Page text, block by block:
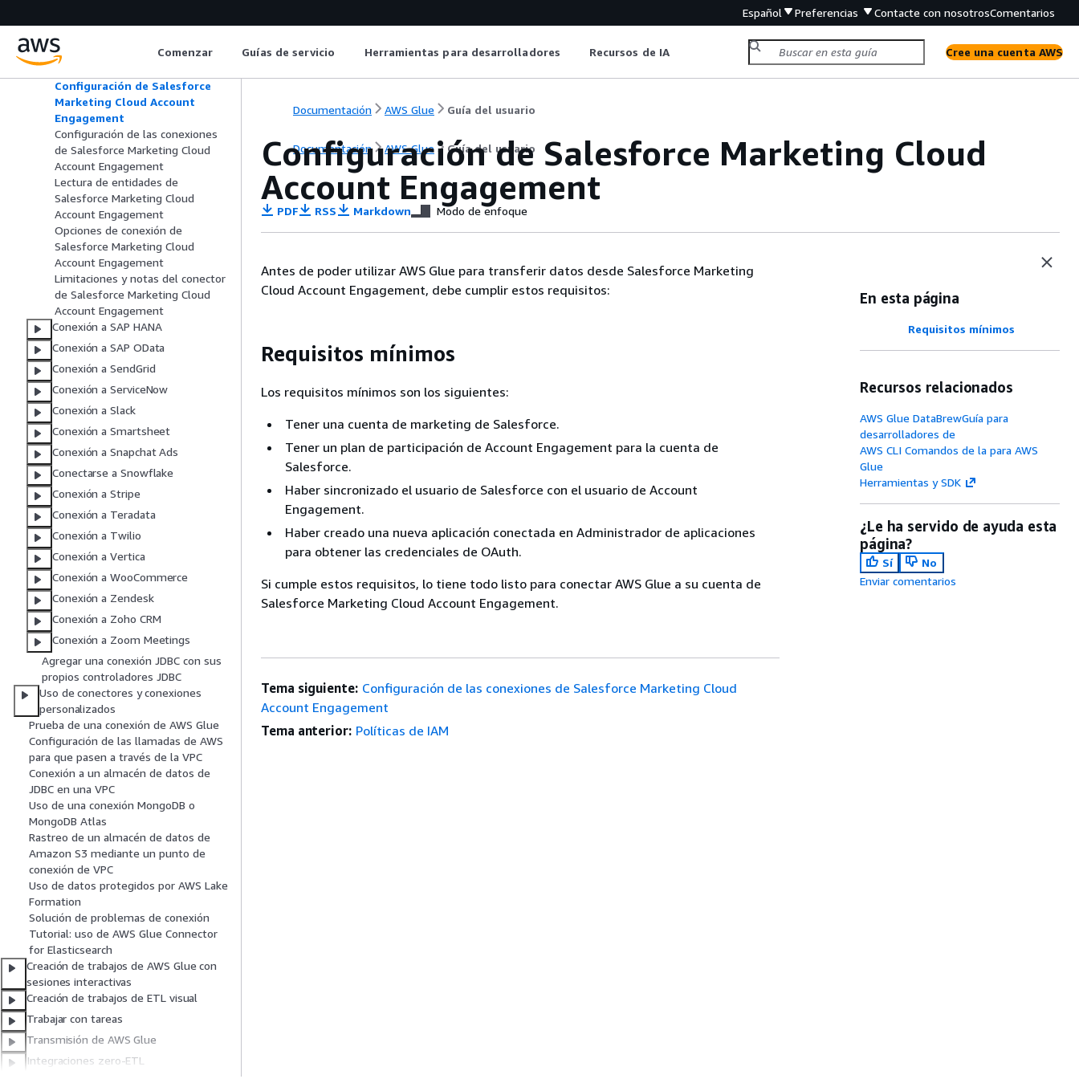
Español Preferencias Contacte con nosotrosComentarios
Comenzar Guías de servicio Herramientas para desarrolladores Recursos de IA Cree una cuenta AWS
Salesforce Marketing Cloud
Account Engagement
Configuración de Salesforce
Marketing Cloud Account
Engagement
Configuración de las conexiones
de Salesforce Marketing Cloud
Account Engagement
Lectura de entidades de
Salesforce Marketing Cloud
Account Engagement
Opciones de conexión de
Salesforce Marketing Cloud
Account Engagement
Limitaciones y notas del conector
de Salesforce Marketing Cloud
Account Engagement
Conexión a SAP HANA
Conexión a SAP OData
Conexión a SendGrid
Conexión a ServiceNow
Conexión a Slack
Conexión a Smartsheet
Conexión a Snapchat Ads
Conectarse a Snowflake
Conexión a Stripe
Conexión a Teradata
Conexión a Twilio
Conexión a Vertica
Conexión a WooCommerce
Conexión a Zendesk
Conexión a Zoho CRM
Conexión a Zoom Meetings
Agregar una conexión JDBC con sus
propios controladores JDBC
Uso de conectores y conexiones
personalizados
Prueba de una conexión de AWS Glue
Configuración de las llamadas de AWS
para que pasen a través de la VPC
Conexión a un almacén de datos de
JDBC en una VPC
Uso de una conexión MongoDB o
MongoDB Atlas
Rastreo de un almacén de datos de
Amazon S3 mediante un punto de
conexión de VPC
Uso de datos protegidos por AWS Lake
Formation
Solución de problemas de conexión
Tutorial: uso de AWS Glue Connector
for Elasticsearch
Creación de trabajos de AWS Glue con
sesiones interactivas
Creación de trabajos de ETL visual
Trabajar con tareas
Transmisión de AWS Glue
Integraciones zero-ETL
Documentación AWS Glue Guía del usuario
Documentación AWS Glue Guía del usuario
Configuración de Salesforce Marketing Cloud
Account Engagement
PDF RSS Markdown Modo de enfoque
Antes de poder utilizar AWS Glue para transferir datos desde Salesforce Marketing
Cloud Account Engagement, debe cumplir estos requisitos:
Requisitos mínimos
Los requisitos mínimos son los siguientes:
Tener una cuenta de marketing de Salesforce.
Tener un plan de participación de Account Engagement para la cuenta de
Salesforce.
Haber sincronizado el usuario de Salesforce con el usuario de Account
Engagement.
Haber creado una nueva aplicación conectada en Administrador de aplicaciones
para obtener las credenciales de OAuth.
Si cumple estos requisitos, lo tiene todo listo para conectar AWS Glue a su cuenta de
Salesforce Marketing Cloud Account Engagement.
En esta página
Requisitos mínimos
Recursos relacionados
AWS Glue DataBrewGuía para
desarrolladores de
AWS CLI Comandos de la para AWS
Glue
Herramientas y SDK
¿Le ha servido de ayuda esta
página?
Sí
No
Enviar comentarios
Tema siguiente: Configuración de las conexiones de Salesforce Marketing Cloud
Account Engagement
Tema anterior: Políticas de IAM